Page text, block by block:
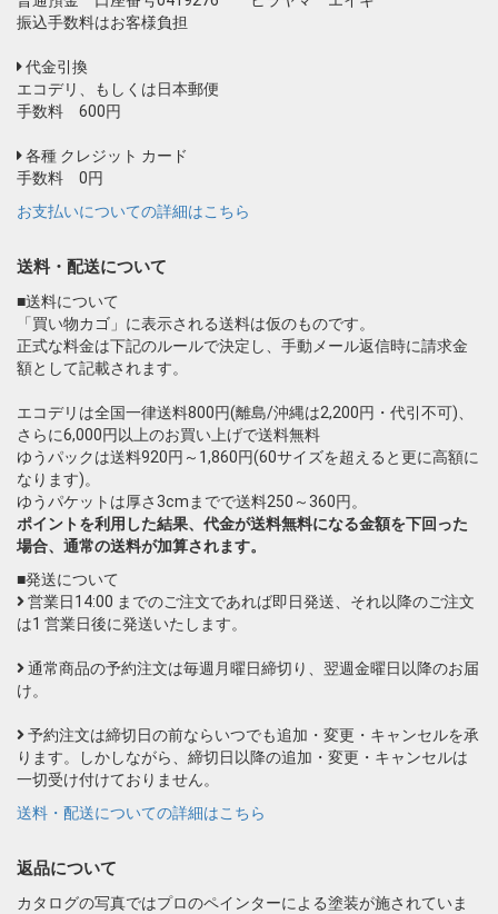
振込手数料はお客様負担
代金引換
エコデリ、もしくは日本郵便
手数料 600円
各種 クレジット カード
手数料 0円
お支払いについての詳細はこちら
送料・配送について
■送料について
「買い物カゴ」に表示される送料は仮のものです。
正式な料金は下記のルールで決定し、手動メール返信時に請求金
額として記載されます。
エコデリは全国一律送料800円(離島/沖縄は2,200円・代引不可)、
さらに6,000円以上のお買い上げで送料無料
ゆうパックは送料920円～1,860円(60サイズを超えると更に高額に
なります)。
ゆうパケットは厚さ3cmまでで送料250～360円。
ポイントを利用した結果、代金が送料無料になる金額を下回った
場合、通常の送料が加算されます。
■発送について
営業日14:00 までのご注文であれば即日発送、それ以降のご注文
は1 営業日後に発送いたします。
通常商品の予約注文は毎週月曜日締切り、翌週金曜日以降のお届
け。
予約注文は締切日の前ならいつでも追加・変更・キャンセルを承
ります。しかしながら、締切日以降の追加・変更・キャンセルは
一切受け付けておりません。
送料・配送についての詳細はこちら
返品について
カタログの写真ではプロのペインターによる塗装が施されていま